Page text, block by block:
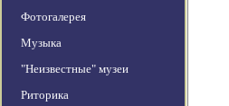
Фотогалерея
Музыка
"Неизвестные" музеи
Риторика